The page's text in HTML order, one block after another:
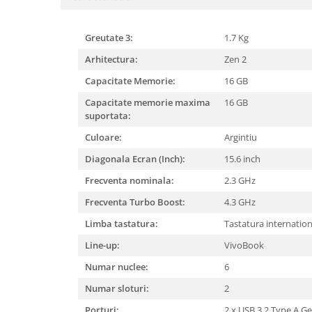
Roboți de Bucătărie
Perii de Păr Electrice
Polizoare Unghiulare
Storcătoare Citrice
Trimmere si Fierastrae
Uscătoare de Păr
Greutate 3:
1.7 Kg
Arhitectura:
Zen 2
Capacitate Memorie:
16 GB
Capacitate memorie maxima
suportata:
16 GB
Culoare:
Argintiu
Diagonala Ecran (Inch):
15.6 inch
Frecventa nominala:
2.3 GHz
Frecventa Turbo Boost:
4.3 GHz
Limba tastatura:
Tastatura
Line-up:
VivoBook
Numar nuclee:
6
Numar sloturi:
2